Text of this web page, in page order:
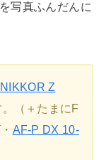
写真ふんだんに
NIKKOR Z
。（＋たまにF
AF-P DX 10-